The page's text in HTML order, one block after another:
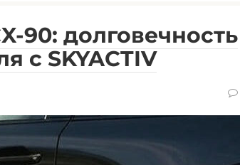
90: долговечность
с SKYACTIV